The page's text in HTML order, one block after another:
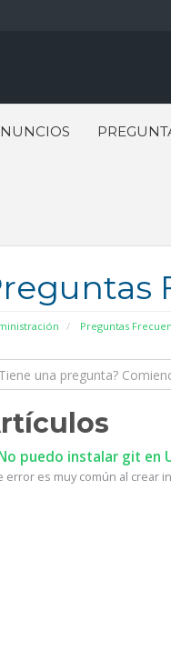
Preguntas
puedo instalar git en
error es muy común al crear